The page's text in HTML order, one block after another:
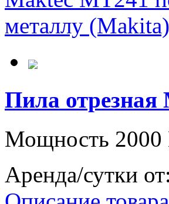
Пила
Мощность 2000
Аренда/сутки от: